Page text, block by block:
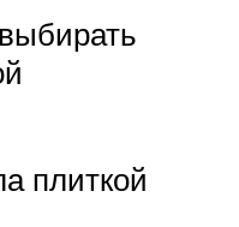
плиткой